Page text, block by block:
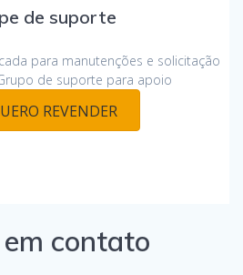
de suporte
para manutenções e solicitação
de suporte para apoio
REVENDER
contato